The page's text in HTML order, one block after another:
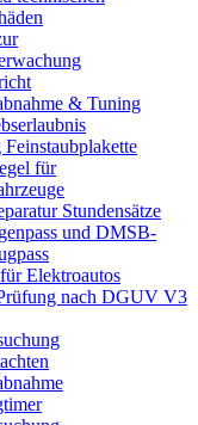
& Tuning
für
Stundensätze
und DMSB-
Elektroautos
nach DGUV V3